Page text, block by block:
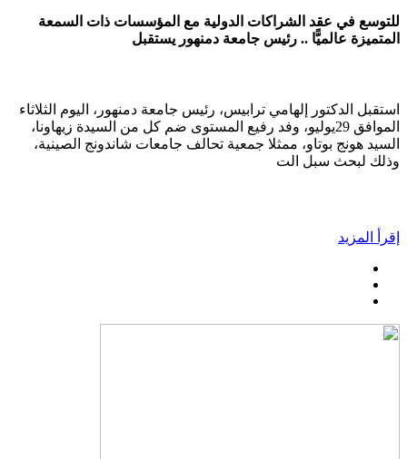
للتوسع في عقد الشراكات الدولية مع المؤسسات ذات السمعة
المتميزة عالميًّا .. رئيس جامعة دمنهور يستقبل
استقبل الدكتور إلهامي ترابيس، رئيس جامعة دمنهور، اليوم الثلاثاء
الموافق 29يوليو، وفد رفيع المستوى ضم كل من السيدة زيهاونا،
السيد هونج بوتاو، ممثلا جمعية تحالف جامعات شاندونج الصينية،
وذلك لبحث سبل الت
إقرأ المزيد